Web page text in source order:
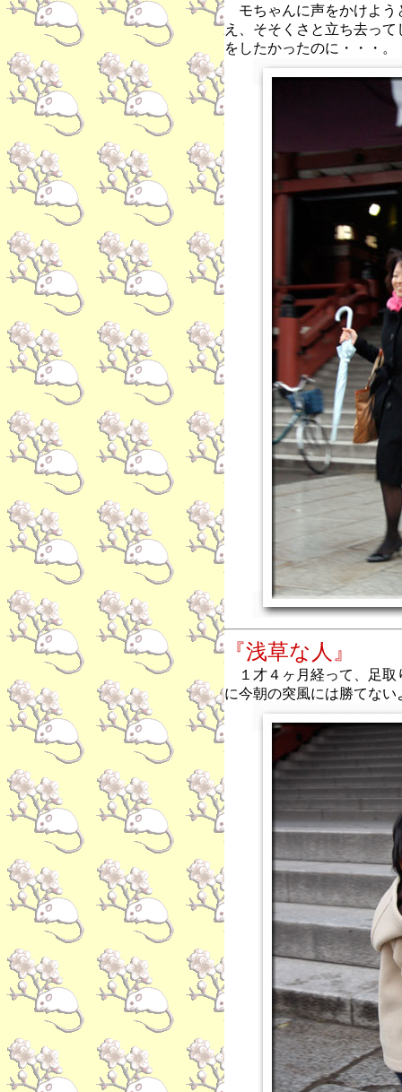
モちゃんに声をかけよう
え、そそくさと立ち去っ
をしたかったのに・・・。
『浅草な人』
１才４ヶ月経って、足取
に今朝の突風には勝てない